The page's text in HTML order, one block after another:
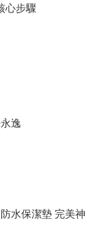
心步驟
逸
水保潔墊 完美神